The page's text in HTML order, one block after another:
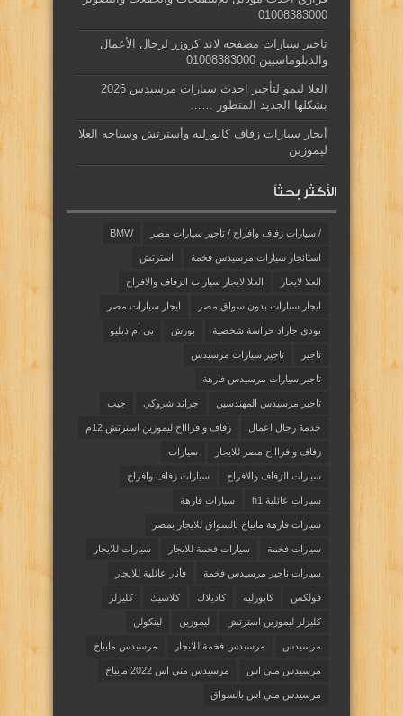
01008383000
تاجير سيارات مصفحه لاند كروزر لرجال الأعمال
والدبلوماسيين 01008383000
العلا ليمو لتأجير احدث سيارات مرسيدس 2026
بشكلها الجديد المتطور ……
أيجار سيارات زفاف كابورليه وأسترتش وسياحه العلا
ليموزين
الأكثر بحثاً
/ سيارات زفاف وافراح / تاجير سيارات مصر BMW
استائجار سيارات مرسيدس فخمة استرتش
العلا لايجار العلا لايجار سيارات الزفاف والافراح
ايجار سيارات بدون سواق مصر ايجار سيارات مصر
بودي جاراد حراسة شخصية بورش بى ام دبليو
تاجير تاجير سيارات مرسيدس
تاجير سيارات مرسيدس فارهة
تاجير مرسيدس المهندسين جراند شروكي جيب
خدمة رجال اعمال زفاف وافراااح ليموزين اسنرتش 12م
زفاف وافراااح مصر للايجار سيارات
سيارات الزفاف والافراح سيارات زفاف وافراح
سيارات عائلية h1 سيارات فارهة
سيارات فارهة مايباخ بالسواق للايجار بمصر
سيارات فخمة سيارات فخمة للايجار سيارات للايجار
سيارات ناجير مرسيدس فخمة فأنار عائلية للايجار
فولكس كابورليه كاديلاك كلاسيك كليزلر
كليزلر ليموزين استرتش ليموزين لينكولن
مرسيدس مرسيدس فخمة للايجار مرسيدس مايباخ
مرسيدس مني اس مرسيدس مني اس 2022 مايباخ
مرسيدس مني اس بالسواق